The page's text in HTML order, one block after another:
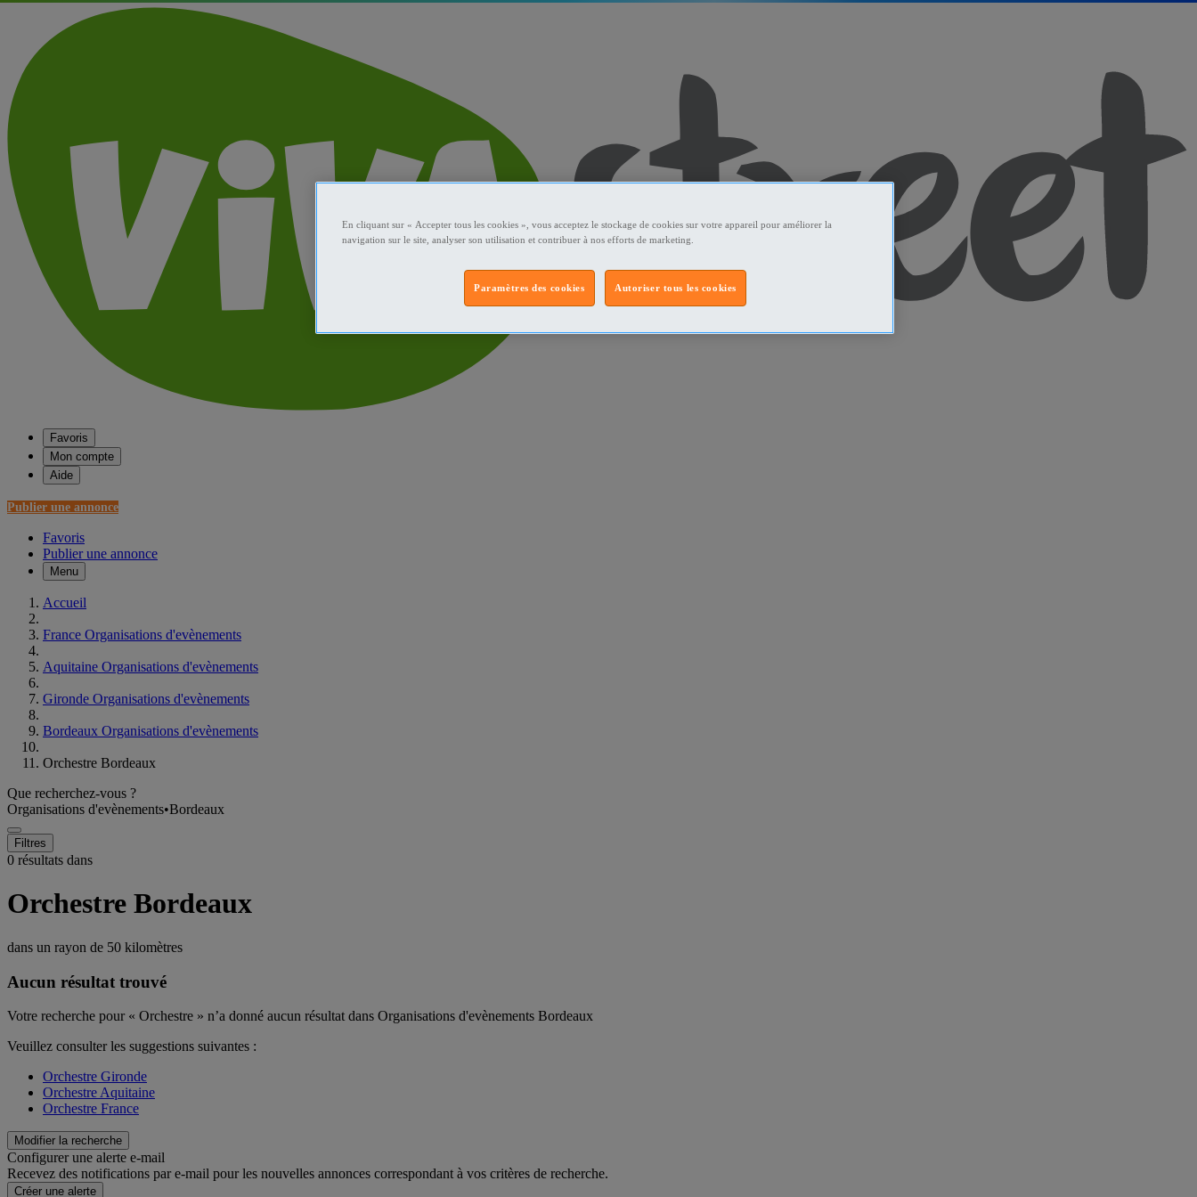
Favoris
Mon compte
Aide
Publier une annonce
Favoris
Publier une annonce
Menu
Accueil
France Organisations d'evènements
Aquitaine Organisations d'evènements
Gironde Organisations d'evènements
Bordeaux Organisations d'evènements
Orchestre Bordeaux
Que recherchez-vous ?
Organisations d'evènements•Bordeaux
Filtres
0 résultats dans
Orchestre Bordeaux
dans un rayon de 50 kilomètres
Aucun résultat trouvé
Votre recherche pour « Orchestre » n’a donné aucun résultat dans Organisations d'evènements Bordeaux
Veuillez consulter les suggestions suivantes :
Orchestre Gironde
Orchestre Aquitaine
Orchestre France
Modifier la recherche
Configurer une alerte e-mail
Recevez des notifications par e-mail pour les nouvelles annonces correspondant à vos critères de recherche.
Créer une alerte
En cliquant sur « Accepter tous les cookies », vous acceptez le stockage de cookies sur votre appareil pour améliorer la
navigation sur le site, analyser son utilisation et contribuer à nos efforts de marketing.
Autoriser tous les cookies
Paramètres des cookies